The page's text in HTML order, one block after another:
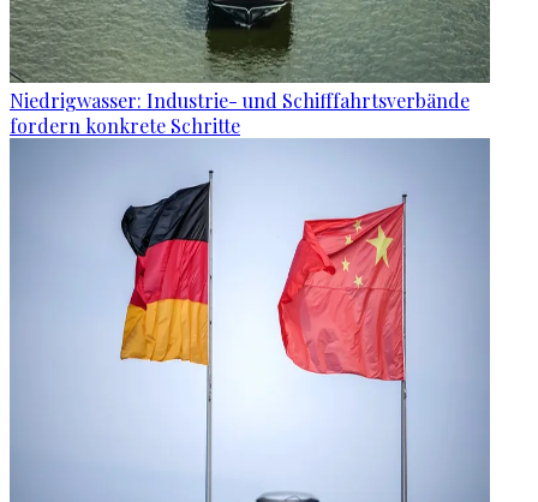
Niedrigwasser: Industrie- und Schifffahrtsverbände
fordern konkrete Schritte